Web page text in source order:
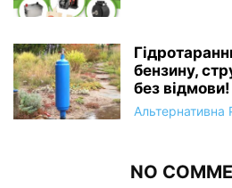
бензину,
без відмови!
Альтернативна
NO